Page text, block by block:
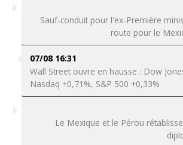
Sauf-conduit pour l'ex-Première
route pour le
07/08 16:31
Wall Street ouvre en hausse : Dow
Nasdaq +0,71%, S&P 500 +0,33%
Le Mexique et le Pérou